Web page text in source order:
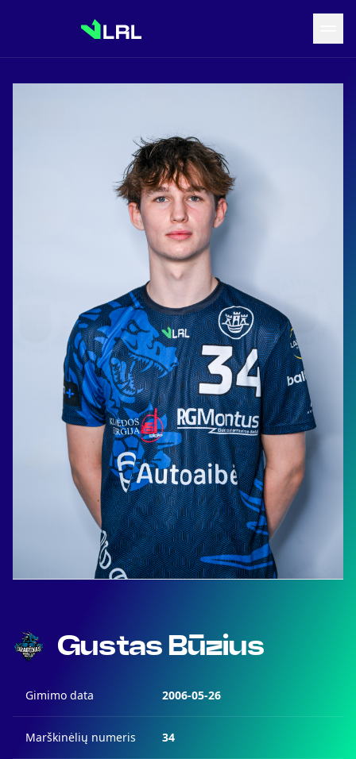
Turnyrinė lentelė
Gustas Būzius
Gimimo data 2006-05-26
Marškinėlių numeris 34